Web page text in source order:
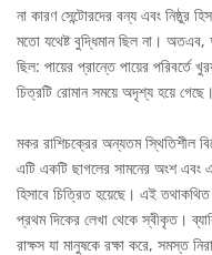
না কারণ সেন্টোরদের বন্য এবং নিষ্ঠুর
মতো যথেষ্ট বুদ্ধিমান ছিল না।
ছিল: পায়ের প্রান্তে পায়ের
চিত্রটি রোমান সময়ে অদৃশ্য হয়ে গেছে।
মকর রাশিচক্রের অন্যতম স্থিতিশীল
এটি একটি ছাগলের সামনের অংশ এবং
হিসাবে চিত্রিত হয়েছে। এই তথাকথিত
প্রথম দিকের লেখা থেকে স্বীকৃত।
রাক্ষস যা মানুষকে রক্ষা করে, সমস্ত